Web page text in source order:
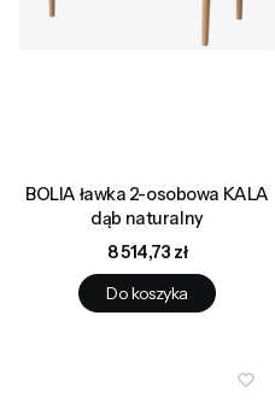
BOLIA ławka 2-osobowa KALA
dąb naturalny
Cena
8 514,73 zł
Do koszyka